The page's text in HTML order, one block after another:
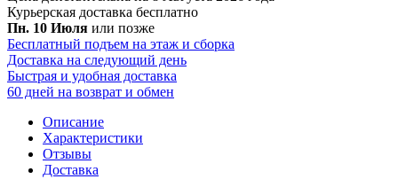
Курьерская доставка бесплатно
Пн. 10 Июля или позже
Бесплатный подъем на этаж и сборка
Доставка на следующий день
Быстрая и удобная доставка
60 дней на возврат и обмен
Описание
Характеристики
Отзывы
Доставка